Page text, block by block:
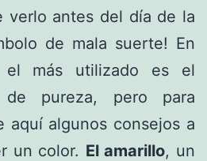
verlo antes del día de la
de mala suerte! En
el más utilizado es el
de pureza, pero para
aquí algunos consejos a
un color. El amarillo, un